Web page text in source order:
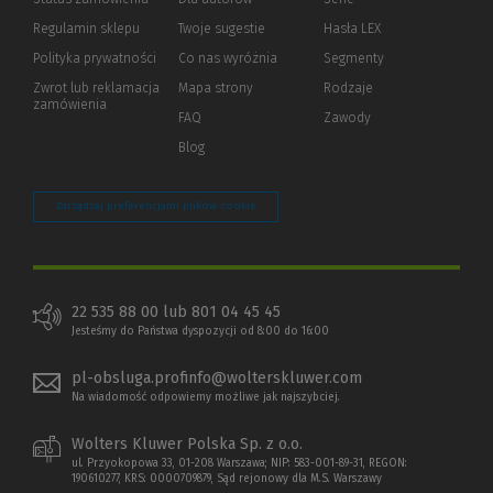
Regulamin sklepu
Polityka prywatności (Nowe
(Link
innej
Zwrot lub reklamacja
zamówienia
innej
Twoje sugestie
Co nas wyróżnia
Mapa strony
FAQ
Blog
Hasła LEX
Segmenty
Rodzaje
Zawody
Zarządzaj preferencjami plików cookie
22 535 88 00 lub 801 04 45 45
Jesteśmy do Państwa dyspozycji od 8:00 do 16:00
pl-obsluga.profinfo@wolterskluwer.com
Na wiadomość odpowiemy możliwe jak najszybciej.
Wolters Kluwer Polska Sp. z o.o.
ul. Przyokopowa 33, 01-208 Warszawa; NIP: 583-001-89-31, REGON:
190610277, KRS: 0000709879, Sąd rejonowy dla M.S. Warszawy